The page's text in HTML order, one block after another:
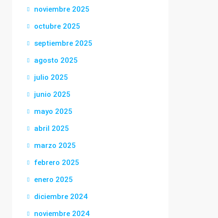
noviembre 2025
octubre 2025
septiembre 2025
agosto 2025
julio 2025
junio 2025
mayo 2025
abril 2025
marzo 2025
febrero 2025
enero 2025
diciembre 2024
noviembre 2024